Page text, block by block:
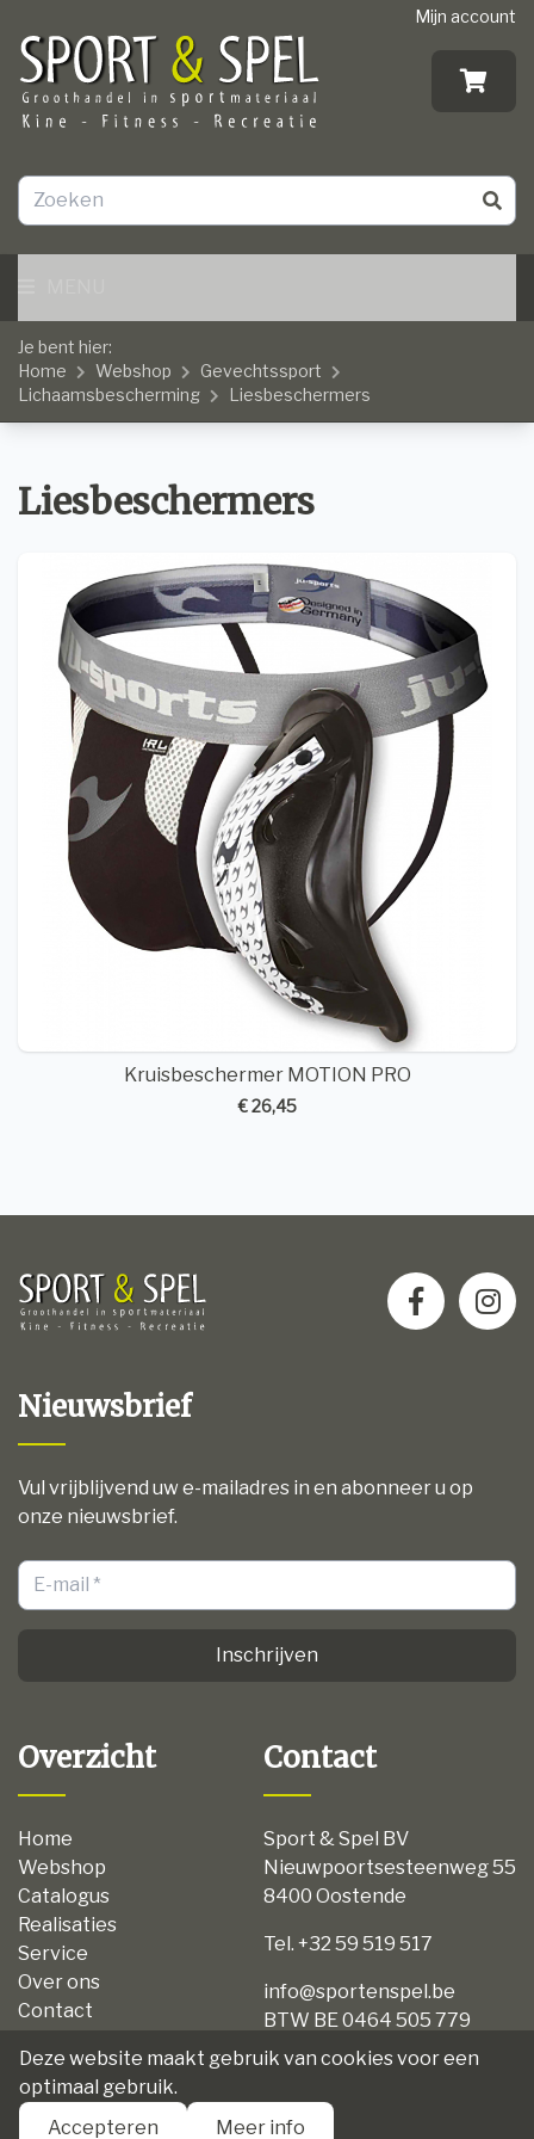
Mijn account
Je bent hier:
Home
Webshop
Gevechtssport
Lichaamsbescherming
Liesbeschermers
Liesbeschermers
Kruisbeschermer MOTION PRO
€ 26,45
Nieuwsbrief
Vul vrijblijvend uw e-mailadres in en abonneer u op
onze nieuwsbrief.
Inschrijven
Overzicht
Home
Webshop
Catalogus
Realisaties
Service
Over ons
Contact
Disclaimer
Algemene voorwaarden
Contact
Sport & Spel BV
Nieuwpoortsesteenweg 55
8400 Oostende
Tel. +32 59 519 517
info@sportenspel.be
BTW BE 0464 505 779
Deze website maakt gebruik van cookies voor een
optimaal gebruik.
Accepteren
Meer info